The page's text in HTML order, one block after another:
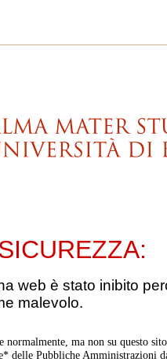
web è stato inibito
malevolo.
normalmente, ma non su questo
delle Pubbliche Amministrazioni